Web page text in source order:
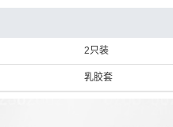
2只装
乳胶套